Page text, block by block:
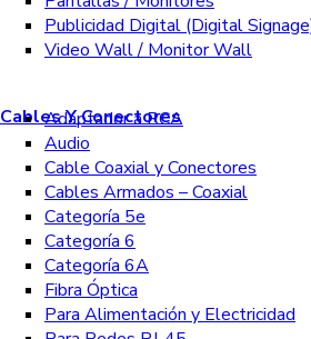
Publicidad Digital (Digital
Video Wall / Monitor Wall
Cables Y Conectores
Adaptador a RCA
Audio
Cable Coaxial y Conectores
Cables Armados – Coaxial
Categoría 5e
Categoría 6
Categoría 6A
Fibra Óptica
Para Alimentación y Electricidad